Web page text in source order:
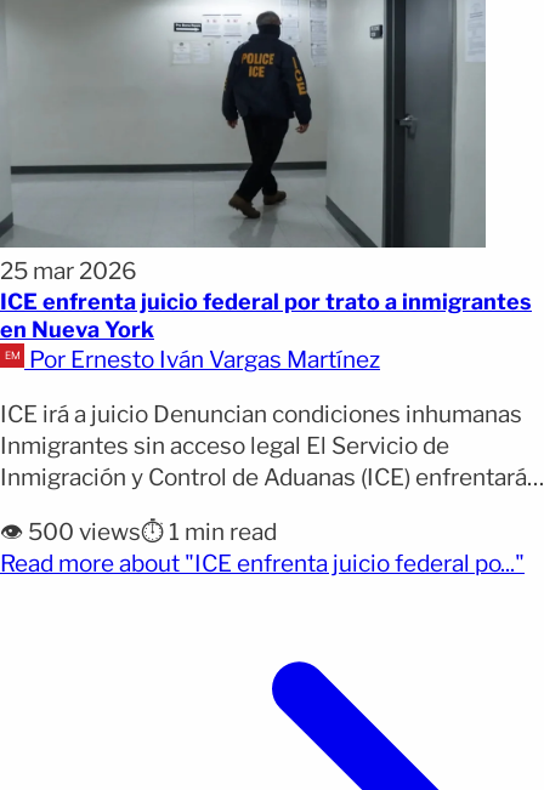
25 mar 2026
ICE enfrenta juicio federal por trato a inmigrantes
en Nueva York
Por Ernesto Iván Vargas Martínez
ICE irá a juicio Denuncian condiciones inhumanas
Inmigrantes sin acceso legal El Servicio de
Inmigración y Control de Aduanas (ICE) enfrentará
mantiene detenidos a inmigrantes en Nueva York.
Por qué importa: El caso pone bajo escrutinio las
👁️ 500 views⏱️ 1 min read
Read more about "ICE enfrenta juicio federal po..."